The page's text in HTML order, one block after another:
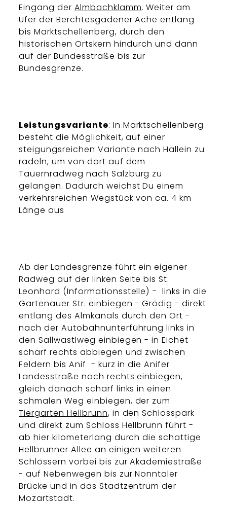
Eingang der Almbachklamm. Weiter am
Ufer der Berchtesgadener Ache entlang
bis Marktschellenberg, durch den
historischen Ortskern hindurch und dann
auf der Bundesstraße bis zur
Bundesgrenze.
Leistungsvariante: In Marktschellenberg
besteht die Möglichkeit, auf einer
steigungsreichen Variante nach Hallein zu
radeln, um von dort auf dem
Tauernradweg nach Salzburg zu
gelangen. Dadurch weichst Du einem
verkehrsreichen Wegstück von ca. 4 km
Länge aus
Ab der Landesgrenze führt ein eigener
Radweg auf der linken Seite bis St.
Leonhard (Informationsstelle) - links in die
Gartenauer Str. einbiegen - Grödig - direkt
entlang des Almkanals durch den Ort -
nach der Autobahnunterführung links in
den Sallwastlweg einbiegen - in Eichet
scharf rechts abbiegen und zwischen
Feldern bis Anif - kurz in die Anifer
Landesstraße nach rechts einbiegen,
gleich danach scharf links in einen
schmalen Weg einbiegen, der zum
Tiergarten Hellbrunn, in den Schlosspark
und direkt zum Schloss Hellbrunn führt -
ab hier kilometerlang durch die schattige
Hellbrunner Allee an einigen weiteren
Schlössern vorbei bis zur Akademiestraße
- auf Nebenwegen bis zur Nonntaler
Brücke und in das Stadtzentrum der
Mozartstadt.